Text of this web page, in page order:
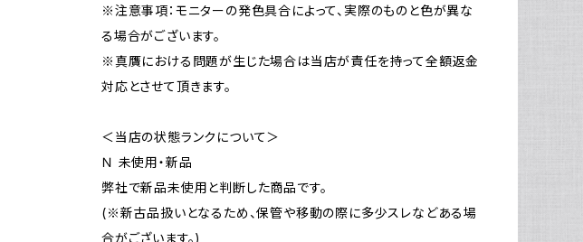
※注意事項：モニターの発色具合によって、実際のものと色が異な
る場合がございます。
※真贋における問題が生じた場合は当店が責任を持って全額返金
対応とさせて頂きます。
＜当店の状態ランクについて＞
Ｎ 未使用・新品
弊社で新品未使用と判断した商品です。
(※新古品扱いとなるため、保管や移動の際に多少スレなどある場
合がございます。)